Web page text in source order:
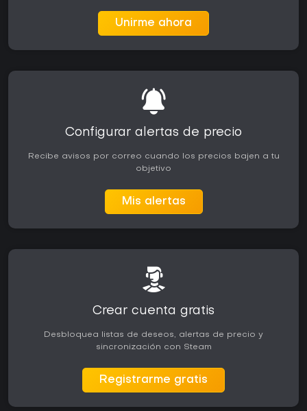
Unirme ahora
Configurar alertas de precio
Recibe avisos por correo cuando los precios bajen a tu
objetivo
Mis alertas
Crear cuenta gratis
Desbloquea listas de deseos, alertas de precio y
sincronización con Steam
Registrarme gratis